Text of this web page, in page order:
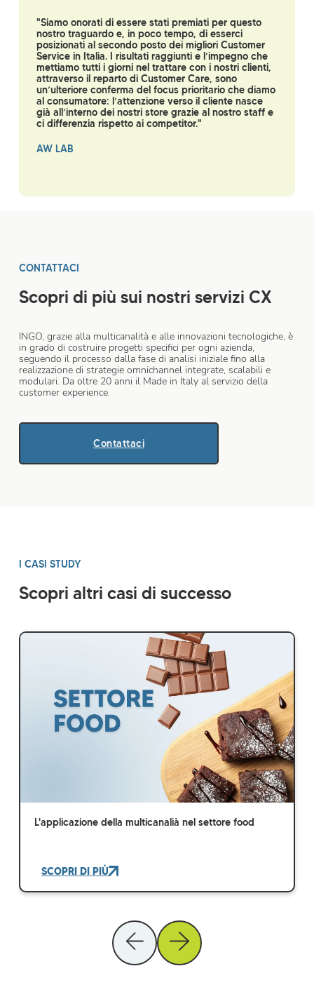
"Siamo onorati di essere stati premiati per questo
nostro traguardo e, in poco tempo, di esserci
posizionati al secondo posto dei migliori Customer
Service in Italia. I risultati raggiunti e l’impegno che
mettiamo tutti i giorni nel trattare con i nostri clienti,
attraverso il reparto di Customer Care, sono
un’ulteriore conferma del focus prioritario che diamo
al consumatore: l’attenzione verso il cliente nasce
già all’interno dei nostri store grazie al nostro staff e
ci differenzia rispetto ai competitor."
AW LAB
CONTATTACI
Scopri di più sui nostri servizi CX
INGO, grazie alla multicanalità e alle innovazioni tecnologiche, è
in grado di costruire progetti specifici per ogni azienda,
seguendo il processo dalla fase di analisi iniziale fino alla
realizzazione di strategie omnichannel integrate, scalabili e
modulari. Da oltre 20 anni il Made in Italy al servizio della
customer experience.
Contattaci
I CASI STUDY
Scopri altri casi di successo
L'applicazione della multicanalià nel settore food
SCOPRI DI PIÙ